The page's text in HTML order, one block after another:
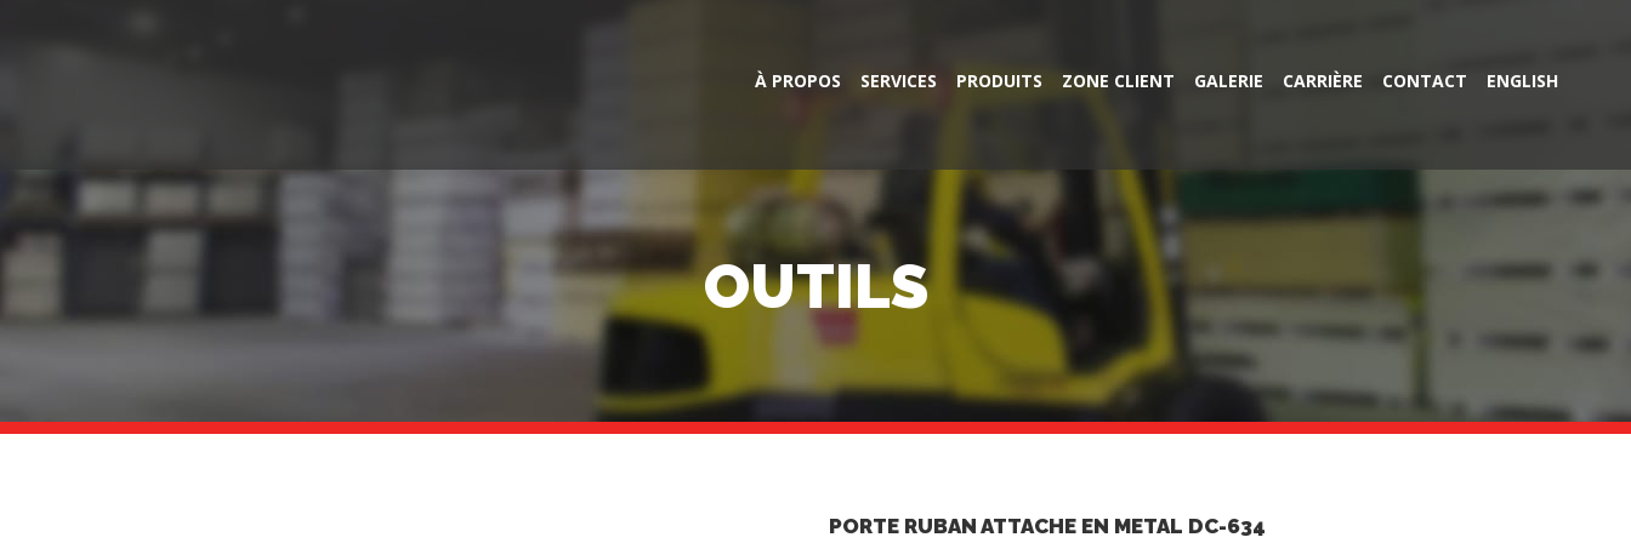
À PROPOS SERVICES PRODUITS ZONE CLIENT GALERIE CARRIÈRE CONTACT ENGLISH
OUTILS
PORTE RUBAN ATTACHE EN METAL DC-634